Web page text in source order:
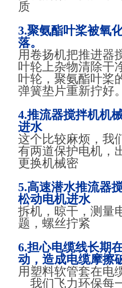
质
3.聚氨酯叶桨被氧
落。
用卷扬机把推进器
叶轮上杂物清除干
叶轮，聚氨酯叶桨
弹簧垫片重新拧好。
4.推流器搅拌机机
进水
这个比较麻烦，我
有两道保护电机，
更换机械密
5.高速潜水推流器
松动电机进水
拆机，晾干，测量
题，螺丝拧紧
6.担心电缆线长期
动，造成电缆摩擦
用塑料软管套在电
我们飞力环保每